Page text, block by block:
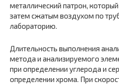
металлический патрон,
затем сжатым воздухом по
лабораторию.
Длительность выполнения
метода и анализируемого
при определении углерода и
определении хрома. При